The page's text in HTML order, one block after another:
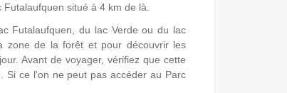
situé à 4 km de là.
Futalaufquen, du lac Verde ou du lac
zone de la forêt et pour découvrir les
Avant de voyager, vérifiez que cette
Si ce l'on ne peut pas accéder au Parc